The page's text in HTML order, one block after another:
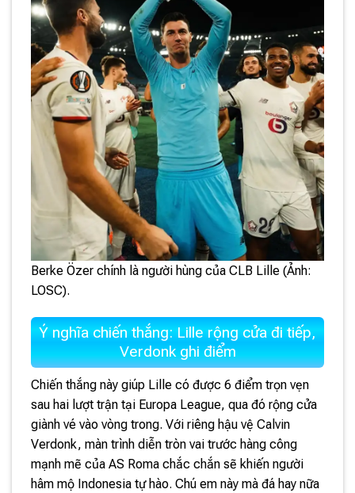
Berke Özer chính là người hùng của CLB Lille (Ảnh:
LOSC).
Ý nghĩa chiến thắng: Lille rộng cửa đi tiếp,
Verdonk ghi điểm
Chiến thắng này giúp Lille có được 6 điểm trọn vẹn
sau hai lượt trận tại Europa League, qua đó rộng cửa
giành vé vào vòng trong. Với riêng hậu vệ Calvin
Verdonk, màn trình diễn tròn vai trước hàng công
mạnh mẽ của AS Roma chắc chắn sẽ khiến người
hâm mộ Indonesia tự hào. Chú em này mà đá hay nữa